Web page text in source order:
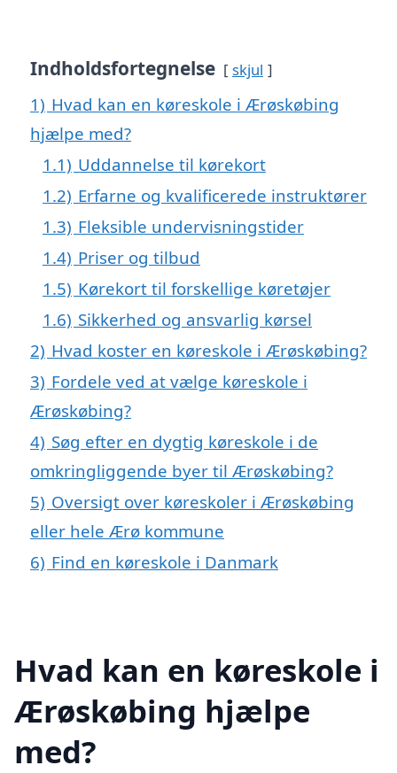
Indholdsfortegnelse skjul
1) Hvad kan en køreskole i Ærøskøbing
hjælpe med?
1.1) Uddannelse til kørekort
1.2) Erfarne og kvalificerede instruktører
1.3) Fleksible undervisningstider
1.4) Priser og tilbud
1.5) Kørekort til forskellige køretøjer
1.6) Sikkerhed og ansvarlig kørsel
2) Hvad koster en køreskole i Ærøskøbing?
3) Fordele ved at vælge køreskole i
Ærøskøbing?
4) Søg efter en dygtig køreskole i de
omkringliggende byer til Ærøskøbing?
5) Oversigt over køreskoler i Ærøskøbing
eller hele Ærø kommune
6) Find en køreskole i Danmark
Hvad kan en køreskole i
Ærøskøbing hjælpe
med?